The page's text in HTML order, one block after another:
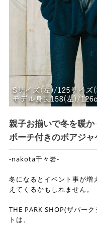
親子お揃いで冬を暖か
ポーチ付きのボアジャ
-nakota千々岩-
冬になるとイベント事が増
えてくるかもしれません。
THE PARK SHOP(ザパー
トは、